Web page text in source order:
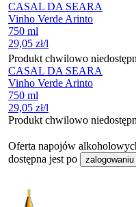
CASAL DA SEARA
Vinho Verde Arinto
750 ml
29,05 zł/l
Produkt chwilowo
CASAL DA SEARA
Vinho Verde Arinto
750 ml
29,05 zł/l
Produkt chwilowo
Oferta napojów
dostępna jest po
zalogowaniu